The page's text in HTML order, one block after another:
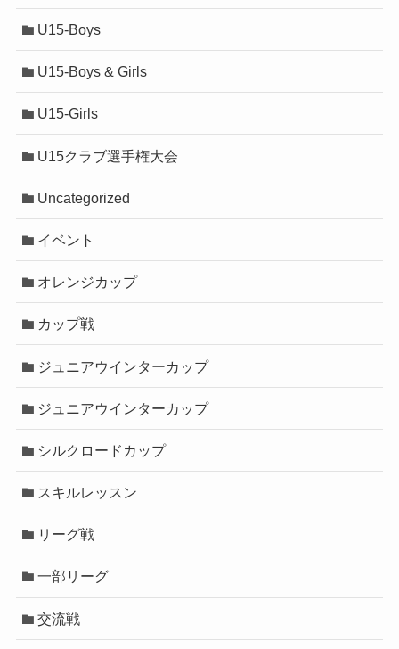
U15-Boys
U15-Boys & Girls
U15-Girls
U15クラブ選手権大会
Uncategorized
イベント
オレンジカップ
カップ戦
ジュニアウインターカップ
ジュニアウインターカップ
シルクロードカップ
スキルレッスン
リーグ戦
一部リーグ
交流戦